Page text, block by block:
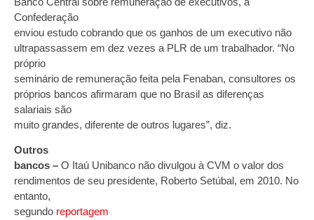
Confederação
enviou estudo cobrando que os ganhos de um executivo não
ultrapassassem em dez vezes a PLR de um trabalhador. “No
próprio
seminário de remuneração feita pela Fenaban, consultores os
próprios bancos afirmaram que no Brasil as diferenças
salariais são
muito grandes, diferente de outros lugares”, diz.
Outros
bancos – O Itaú Unibanco não divulgou à CVM o valor dos
rendimentos de seu presidente, Roberto Setúbal, em 2010. No
entanto,
segundo reportagem